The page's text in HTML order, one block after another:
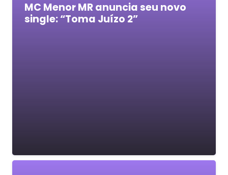
MC Menor MR anuncia seu novo
single: “Toma Juízo 2”